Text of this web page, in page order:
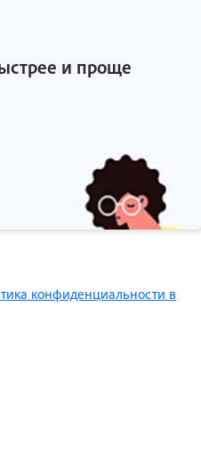
и проще
конфиденциальности в